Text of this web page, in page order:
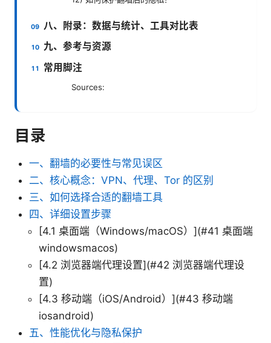
八、附录：数据与统计、工具对比表
九、参考与资源
常用脚注
Sources:
目录
一、翻墙的必要性与常见误区
二、核心概念：VPN、代理、Tor 的区别
三、如何选择合适的翻墙工具
四、详细设置步骤
[4.1 桌面端（Windows/macOS）](#41 桌面端
windowsmacos)
[4.2 浏览器端代理设置](#42 浏览器端代理设
置)
[4.3 移动端（iOS/Android）](#43 移动端
iosandroid)
五、性能优化与隐私保护